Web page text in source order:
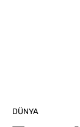
DÜNYA